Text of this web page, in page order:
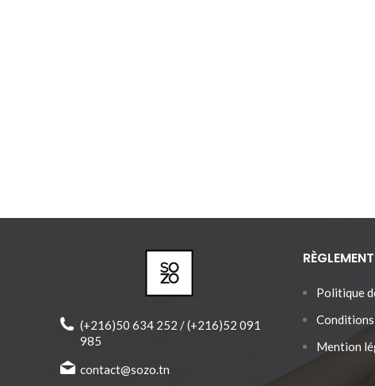
(+216)50 634 252 / (+216)52 091
985
contact@sozo.tn
Politique
Mention